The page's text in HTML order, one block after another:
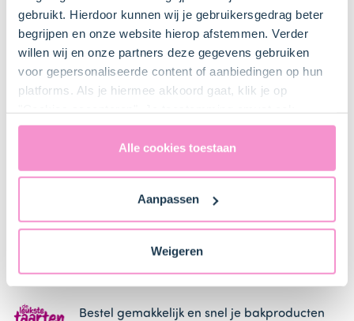
gebruikt. Hierdoor kunnen wij je gebruikersgedrag beter
begrijpen en onze website hierop afstemmen. Verder
willen wij en onze partners deze gegevens gebruiken
voor gepersonaliseerde content of aanbiedingen op hun
platforms. Als je hiermee akkoord gaat, klik je op
uitdrukkelijk een eventuele gegevensoverdracht naar de
Verenigde Staten in de zin van artikel 49 AVG. Raadpleeg
ons
naar technology providers en partners in de Verenigde
Staten. Je kunt op elk moment van gedachten
Alle cookies toestaan
Aanpassen
Weigeren
Bestel dit product online
Garde of spatel
Zeefje
Bestel gemakkelijk en snel je bakproducten